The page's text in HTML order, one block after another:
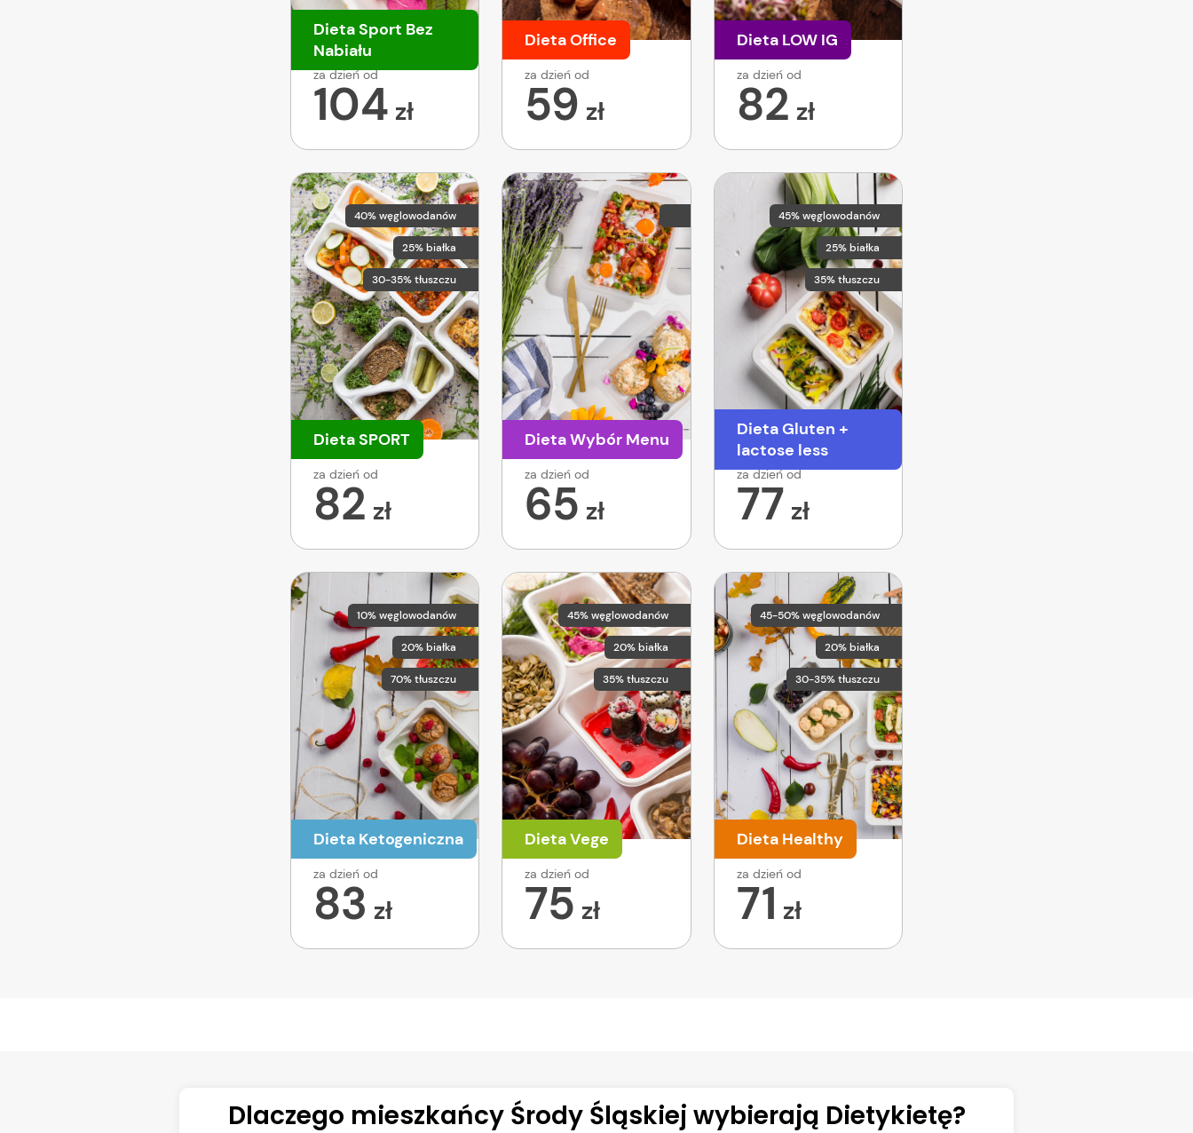
Dieta Sport Bez
Nabiału
za dzień od
104 zł
Dieta Office
za dzień od
59 zł
Dieta LOW IG
za dzień od
82 zł
40% węglowodanów
25% białka
30-35% tłuszczu
Dieta SPORT
za dzień od
82 zł
Dieta Wybór Menu
za dzień od
65 zł
45% węglowodanów
25% białka
35% tłuszczu
Dieta Gluten +
lactose less
za dzień od
77 zł
10% węglowodanów
20% białka
70% tłuszczu
Dieta Ketogeniczna
za dzień od
83 zł
45% węglowodanów
20% białka
35% tłuszczu
Dieta Vege
za dzień od
75 zł
45-50% węglowodanów
20% białka
30-35% tłuszczu
Dieta Healthy
za dzień od
71 zł
Dlaczego mieszkańcy Środy Śląskiej wybierają Dietykietę?